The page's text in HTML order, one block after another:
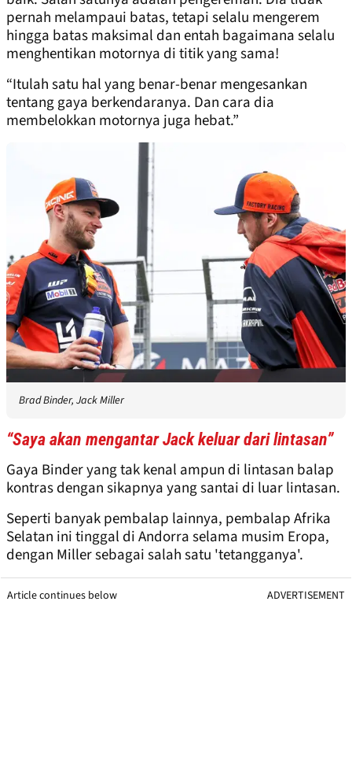
pernah melampaui batas, tetapi selalu mengerem
hingga batas maksimal dan entah bagaimana selalu
menghentikan motornya di titik yang sama!
“Itulah satu hal yang benar-benar mengesankan
tentang gaya berkendaranya. Dan cara dia
membelokkan motornya juga hebat.”
Brad Binder, Jack Miller
“Saya akan mengantar Jack keluar dari lintasan”
Gaya Binder yang tak kenal ampun di lintasan balap
kontras dengan sikapnya yang santai di luar lintasan.
Seperti banyak pembalap lainnya, pembalap Afrika
Selatan ini tinggal di Andorra selama musim Eropa,
dengan Miller sebagai salah satu 'tetangganya'.
Article continues below ADVERTISEMENT